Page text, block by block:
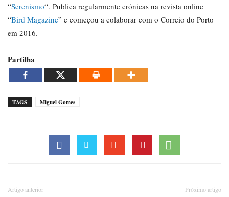
“Serenismo“. Publica regularmente crónicas na revista online
“Bird Magazine” e começou a colaborar com o Correio do Porto
em 2016.
Partilha
TAGS Miguel Gomes
Artigo anterior Próximo artigo